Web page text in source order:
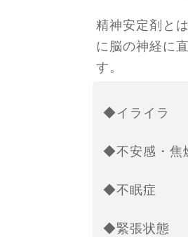
精神安定剤と
に脳の神経に
す。
◆イライラ
◆不安感・焦
◆不眠症
◆緊張状態